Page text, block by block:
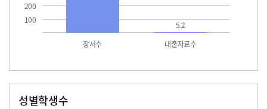
100
200
장서수 대출자료수
5.2
성별학생수